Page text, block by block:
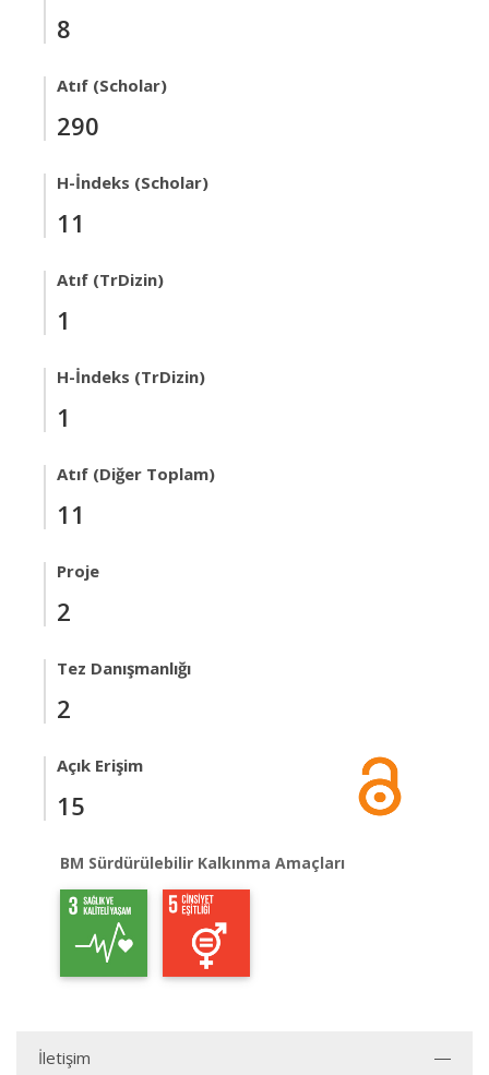
8
Atıf (Scholar)
290
H-İndeks (Scholar)
11
Atıf (TrDizin)
1
H-İndeks (TrDizin)
1
Atıf (Diğer Toplam)
11
Proje
2
Tez Danışmanlığı
2
Açık Erişim
15
BM Sürdürülebilir Kalkınma Amaçları
İletişim